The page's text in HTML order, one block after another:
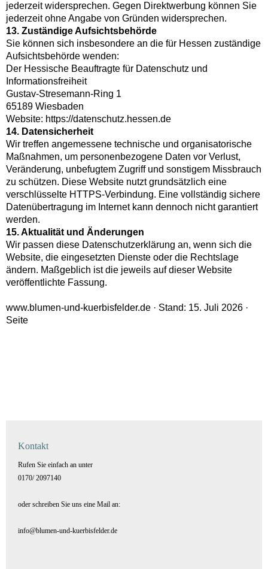
jederzeit widersprechen. Gegen Direktwerbung können Sie
jederzeit ohne Angabe von Gründen widersprechen.
13. Zuständige Aufsichtsbehörde
Sie können sich insbesondere an die für Hessen zuständige
Aufsichtsbehörde wenden:
Der Hessische Beauftragte für Datenschutz und
Informationsfreiheit
Gustav-Stresemann-Ring 1
65189 Wiesbaden
Website: https://datenschutz.hessen.de
14. Datensicherheit
Wir treffen angemessene technische und organisatorische
Maßnahmen, um personenbezogene Daten vor Verlust,
Veränderung, unbefugtem Zugriff und sonstigem Missbrauch
zu schützen. Diese Website nutzt grundsätzlich eine
verschlüsselte HTTPS-Verbindung. Eine vollständig sichere
Datenübertragung im Internet kann dennoch nicht garantiert
werden.
15. Aktualität und Änderungen
Wir passen diese Datenschutzerklärung an, wenn sich die
Website, die eingesetzten Dienste oder die Rechtslage
ändern. Maßgeblich ist die jeweils auf dieser Website
veröffentlichte Fassung.
www.blumen-und-kuerbisfelder.de · Stand: 15. Juli 2026 ·
Seite
Kontakt
Rufen Sie einfach an unter
0170/ 2097140
oder schreiben Sie uns eine Mail an:
info@blumen-und-kuerbisfelder.de